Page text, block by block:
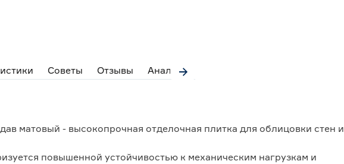
Советы Отзывы Аналоги
матовый - высокопрочная отделочная плитка для облицовки стен и
повышенной устойчивостью к механическим нагрузкам и